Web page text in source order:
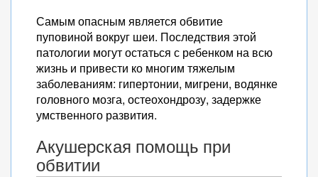
Самым опасным является обвитие
пуповиной вокруг шеи. Последствия этой
патологии могут остаться с ребенком на всю
жизнь и привести ко многим тяжелым
заболеваниям: гипертонии, мигрени, водянке
головного мозга, остеохондрозу, задержке
умственного развития.
Акушерская помощь при
обвитии